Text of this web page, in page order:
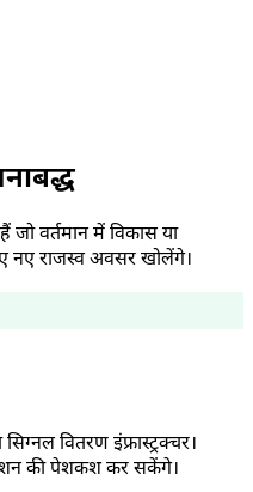
वर्तमान में विकास या
नए राजस्व अवसर खोलेंगे।
वितरण इंफ्रास्ट्रक्चर।
की पेशकश कर सकेंगे।